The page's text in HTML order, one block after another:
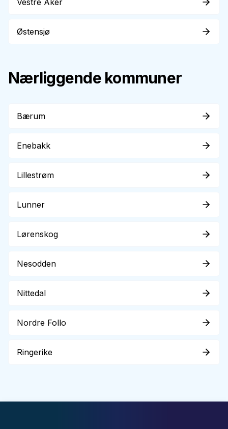
Vestre Aker
Østensjø
Nærliggende kommuner
Bærum
Enebakk
Lillestrøm
Lunner
Lørenskog
Nesodden
Nittedal
Nordre Follo
Ringerike